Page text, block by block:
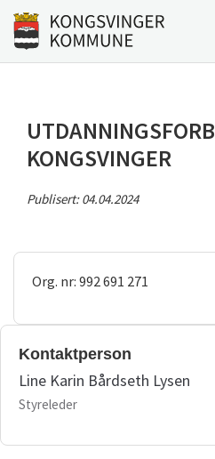
Til innhold
Gå til forsiden
KONGSVINGER
Publisert:04.04.2024
Org. nr: 992 691 271
Kontaktperson
Line Karin Bårdseth Lysen
Styreleder